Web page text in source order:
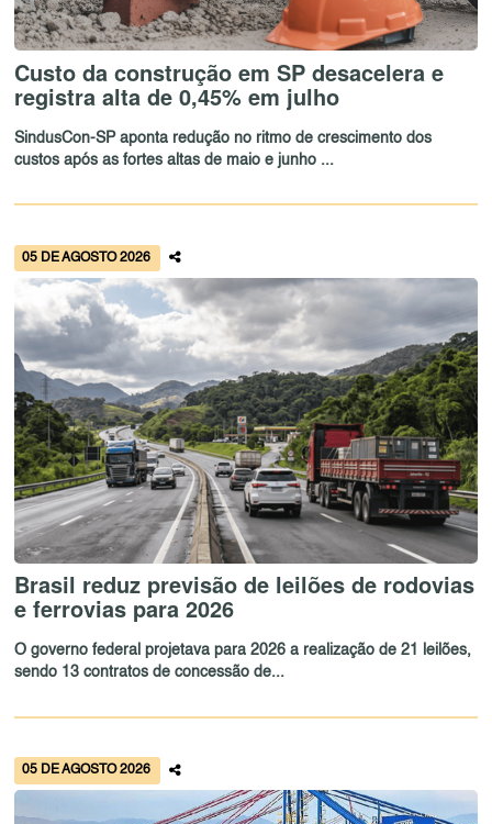
Custo da construção em SP desacelera e
registra alta de 0,45% em julho
SindusCon-SP aponta redução no ritmo de crescimento dos
custos após as fortes altas de maio e junho ...
05 DE AGOSTO 2026
Brasil reduz previsão de leilões de rodovias
e ferrovias para 2026
O governo federal projetava para 2026 a realização de 21 leilões,
sendo 13 contratos de concessão de...
05 DE AGOSTO 2026